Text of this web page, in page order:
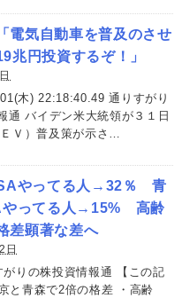
電気自動車を普及のさせ
兆円投資するぞ！」
木) 22:18:40.49 通りすがり
通 バイデン米大統領が３１日
Ｖ）普及策が示さ…
やってる人→32％ 青
やってる人→15% 高齢
差顕著な差へ
日
りの株投資情報通 【この記
と青森で2倍の格差 ・高齢